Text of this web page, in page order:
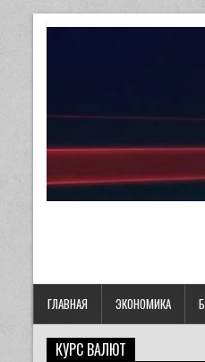
ГЛАВНАЯ ЭКОНОМИКА
КУРС ВАЛЮТ